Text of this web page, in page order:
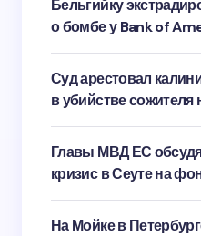
Бельгийку
о бомбе у Bank of
Суд арестовал
в убийстве
Главы МВД ЕС
кризис в Сеуте на
На Мойке в